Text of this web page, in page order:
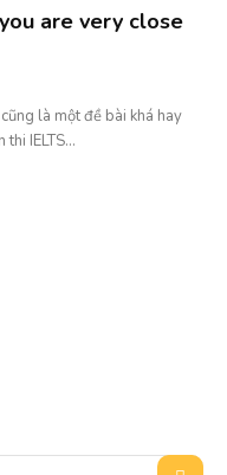
are very close
là một đề bài khá hay
IELTS...